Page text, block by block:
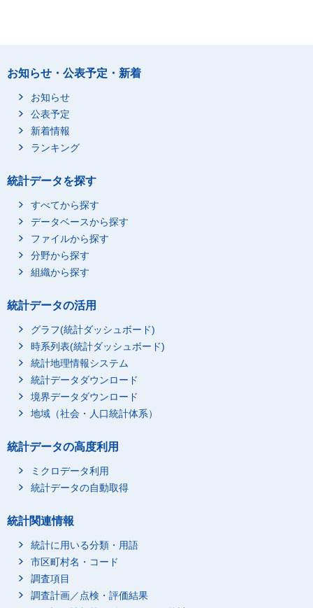
お知らせ・公表予定・新着
お知らせ
公表予定
新着情報
ランキング
統計データを探す
すべてから探す
データベースから探す
ファイルから探す
分野から探す
組織から探す
統計データの活用
グラフ(統計ダッシュボード)
時系列表(統計ダッシュボード)
統計地理情報システム
統計データダウンロード
境界データダウンロード
地域（社会・人口統計体系）
統計データの高度利用
ミクロデータ利用
統計データの自動取得
統計関連情報
統計に用いる分類・用語
市区町村名・コード
調査項目
調査計画／点検・評価結果